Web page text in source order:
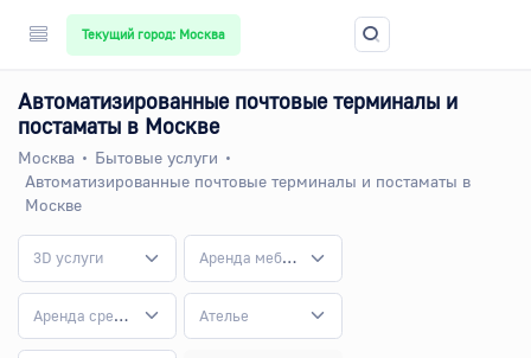
Текущий город: Москва
Автоматизированные почтовые терминалы и
постаматы в Москве
Москва
Бытовые услуги
Автоматизированные почтовые терминалы и постаматы в
Москве
3D услуги Аренда мебели
Аренда средств реабилитации Ателье